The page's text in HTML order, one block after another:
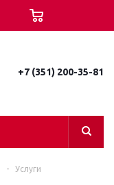
+7 (351) 200-35-81
- Услуги